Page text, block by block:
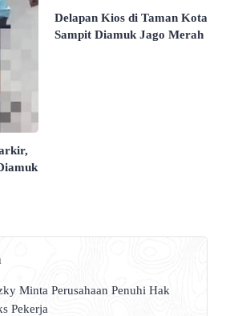
Delapan Kios di Taman Kota
Sampit Diamuk Jago Merah
Minta Perusahaan Penuhi Hak
Pekerja